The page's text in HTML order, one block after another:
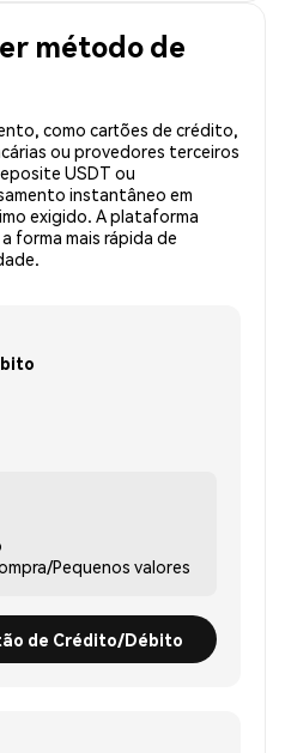
método de
como cartões de crédito,
ou provedores terceiros
USDT ou
instantâneo em
exigido. A plataforma
forma mais rápida de
Pequenos valores
de Crédito/Débito